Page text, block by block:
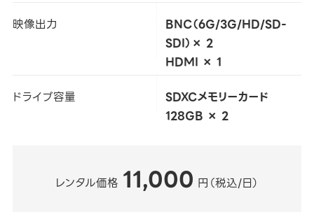
映像出力
BNC（6G/3G/HD/SD-
SDI）× 2
HDMI × 1
ドライブ容量
SDXCメモリーカード
128GB × 2
レンタル価格 11,000 円（税込/日）